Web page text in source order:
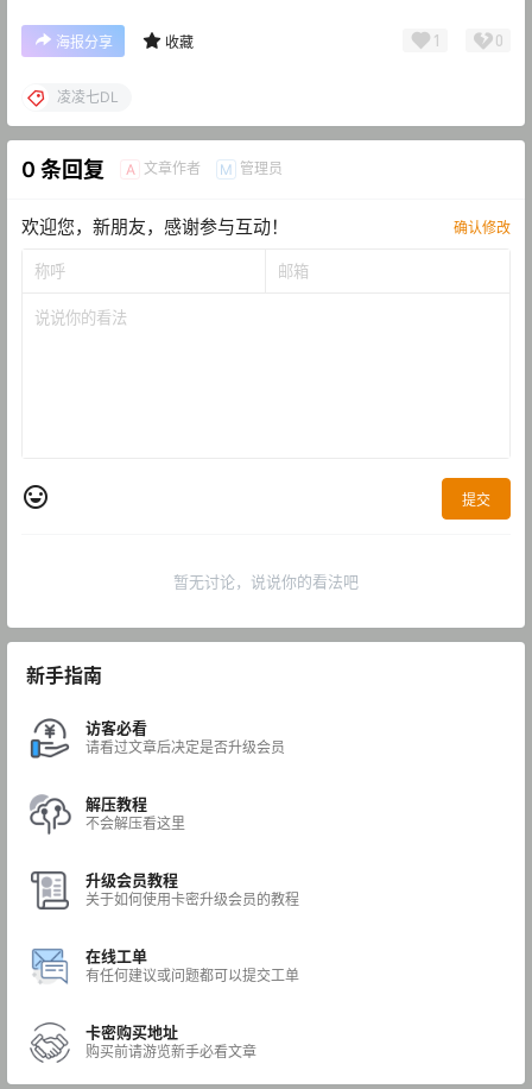
海报分享 收藏 1 0
凌凌七DL
0 条回复 A 文章作者 M 管理员
欢迎您，新朋友，感谢参与互动！ 确认修改
提交
暂无讨论，说说你的看法吧
新手指南
访客必看
请看过文章后决定是否升级会员
解压教程
不会解压看这里
升级会员教程
关于如何使用卡密升级会员的教程
在线工单
有任何建议或问题都可以提交工单
卡密购买地址
购买前请游览新手必看文章